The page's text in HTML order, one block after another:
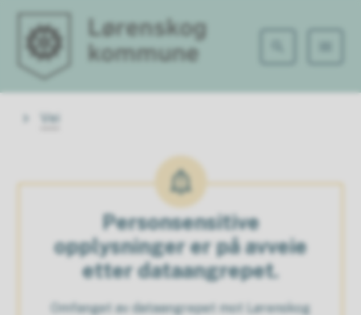
Lørenskog kommune
Du er her:
Vei
Personsensitive
opplysninger er på avveie
etter dataangrepet.
Omfanget av dataangrepet mot Lørenskog